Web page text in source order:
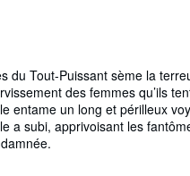
du Tout-Puissant sème la
des femmes qu’ils
un long et périlleux
a subi, apprivoisant les